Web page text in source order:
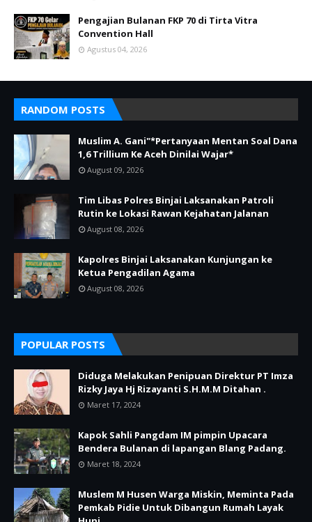
Pengajian Bulanan FKP 70 di Tirta Vitra
Convention Hall
Agustus 04, 2026
RANDOM POSTS
Muslim A. Gani"*Pertanyaan Mentan Soal Dana
1,6 Trillium Ke Aceh Dinilai Wajar*
August 09, 2026
Tim Libas Polres Binjai Laksanakan Patroli
Rutin ke Lokasi Rawan Kejahatan Jalanan
August 08, 2026
Kapolres Binjai Laksanakan Kunjungan ke
Ketua Pengadilan Agama
August 08, 2026
POPULAR POSTS
Diduga Melakukan Penipuan Direktur PT Imza
Rizky Jaya Hj Rizayanti S.H.M.M Ditahan .
Maret 17, 2024
Kapok Sahli Pangdam IM pimpin Upacara
Bendera Bulanan di lapangan Blang Padang.
Maret 18, 2024
Muslem M Husen Warga Miskin, Meminta Pada
Pemkab Pidie Untuk Dibangun Rumah Layak